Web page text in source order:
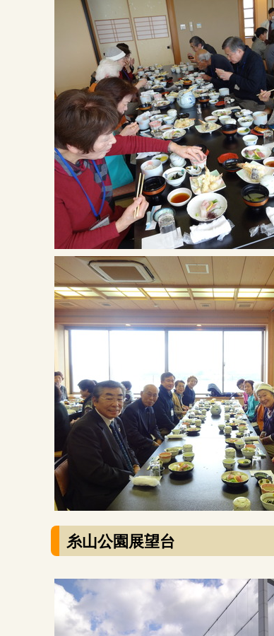
糸山公園展望台